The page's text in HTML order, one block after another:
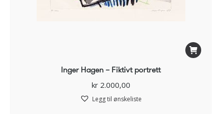
Inger Hagen – Fiktivt portrett
kr2.000,00
Legg til ønskeliste